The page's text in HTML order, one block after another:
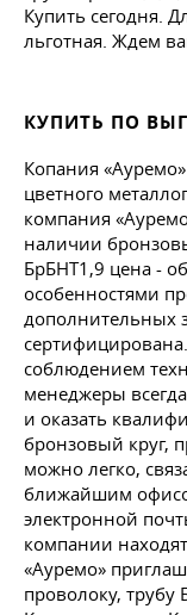
Купить сегодня.
льготная. Ждем
КУПИТЬ ПО
Копания
цветного
компания
наличии
БрБНТ1,9 цена -
особенностями
дополнительных
соблюдением
менеджеры
и оказать
бронзовый круг,
можно легко,
ближайшим
электронной
компании
«Ауремо»
проволоку, трубу